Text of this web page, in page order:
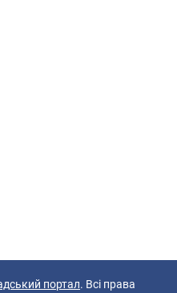
портал. Всі права